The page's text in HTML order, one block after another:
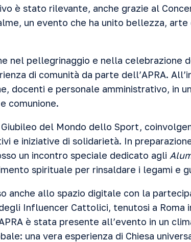
è stato rilevante, anche grazie al
un evento che ha unito bellezza, arte
nel pellegrinaggio e nella celebrazione
di comunità da parte dell’APRA.
docenti e personale amministrativo, in
comunione.
del Mondo dello Sport,
e iniziative di solidarietà. In
un incontro speciale dedicato agli
spirituale per rinsaldare i legami e
anche allo spazio digitale con la
Influencer Cattolici, tenutosi a Roma
è stata presente all’evento in un
una vera esperienza di Chiesa